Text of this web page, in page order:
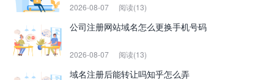
2026-08-07 阅读(13)
公司注册网站域名怎么更换手机号码
2026-08-07 阅读(13)
域名注册后能转让吗知乎怎么弄